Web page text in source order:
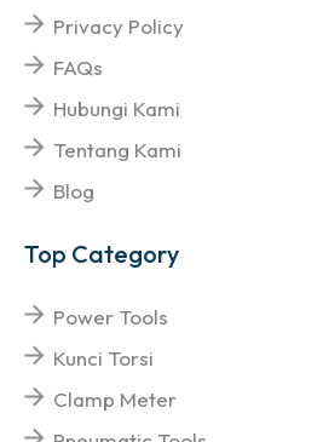
Privacy Policy
FAQs
Hubungi Kami
Tentang Kami
Blog
Top Category
Power Tools
Kunci Torsi
Clamp Meter